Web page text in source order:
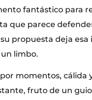
fantástico para
que parece
propuesta deja esa
limbo.
momentos, cálida
fruto de un